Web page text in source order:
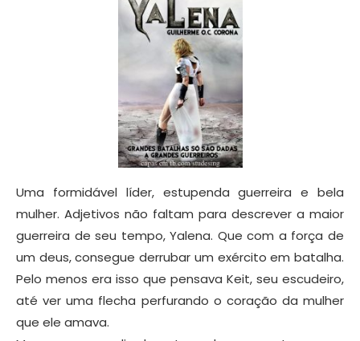
Uma formidável líder, estupenda guerreira e bela
mulher. Adjetivos não faltam para descrever a maior
guerreira de seu tempo, Yalena. Que com a força de
um deus, consegue derrubar um exército em batalha.
Pelo menos era isso que pensava Keit, seu escudeiro,
até ver uma flecha perfurando o coração da mulher
que ele amava.